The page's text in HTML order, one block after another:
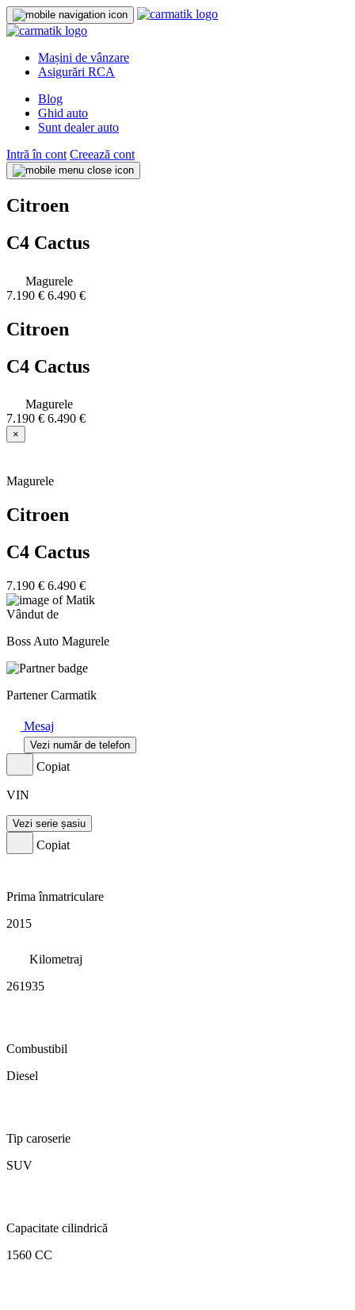
Mașini de vânzare
Asigurări RCA
Blog
Ghid auto
Sunt dealer auto
Intră în cont Creează cont
Citroen
C4 Cactus
Magurele
7.190 € 6.490 €
Citroen
C4 Cactus
Magurele
7.190 € 6.490 €
×
Magurele
Citroen
C4 Cactus
7.190 € 6.490 €
Vândut de
Boss Auto Magurele
Partener Carmatik
Mesaj
Vezi număr de telefon
Copiat
VIN
Vezi serie șasiu
Copiat
Prima înmatriculare
2015
Kilometraj
261935
Combustibil
Diesel
Tip caroserie
SUV
Capacitate cilindrică
1560 CC